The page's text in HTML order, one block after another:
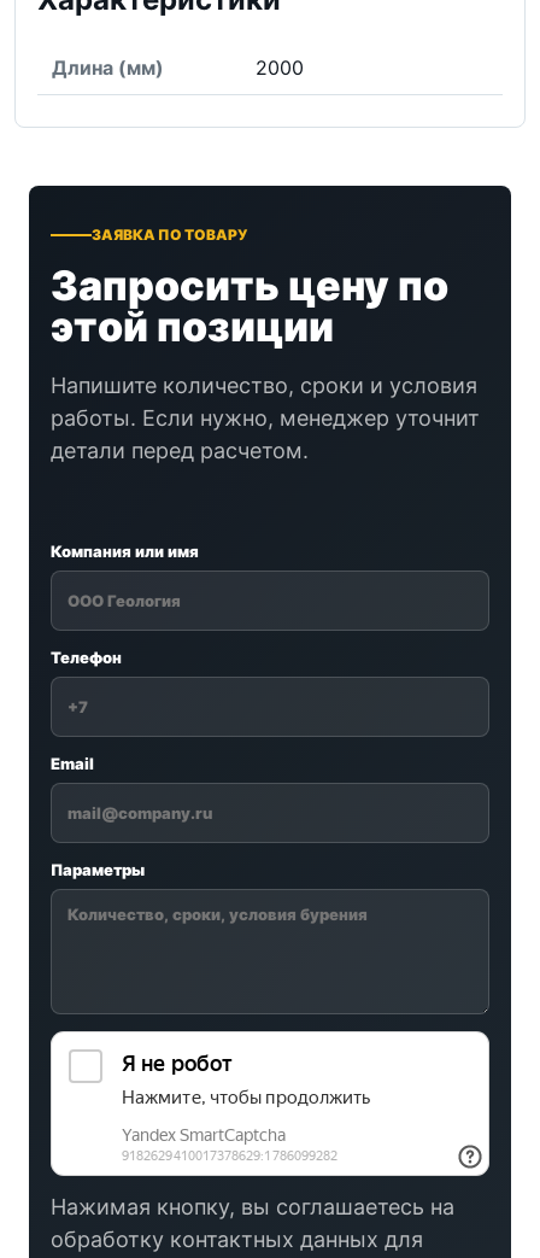
Длина (мм) 2000
ЗАЯВКА ПО ТОВАРУ
Запросить цену по
этой позиции
Напишите количество, сроки и условия
работы. Если нужно, менеджер уточнит
детали перед расчетом.
Компания или имя
Телефон
Email
Параметры
Нажимая кнопку, вы соглашаетесь на
обработку контактных данных для